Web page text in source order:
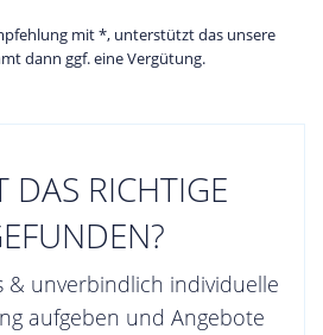
mit *, unterstützt das unsere
dann ggf. eine Vergütung.
DAS RICHTIGE
& unverbindlich individuelle
aufgeben und Angebote